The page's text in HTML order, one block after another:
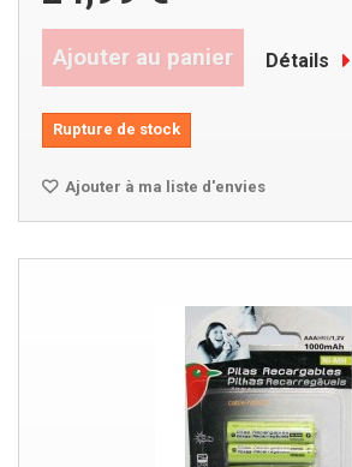
Ajouter au panier Détails
Rupture de stock
Ajouter à ma liste d'envies